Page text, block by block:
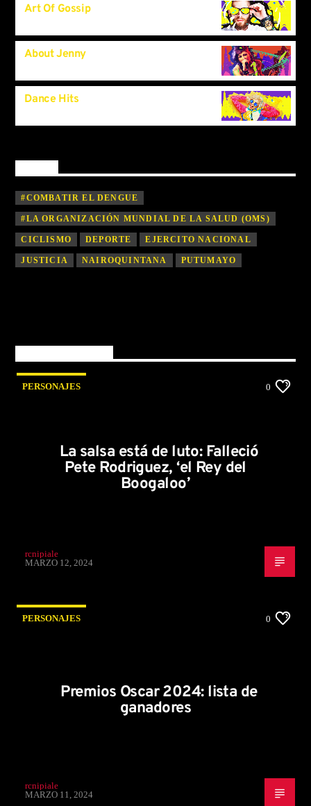
Art Of Gossip
About Jenny
Dance Hits
#COMBATIR EL DENGUE
#LA ORGANIZACIÓN MUNDIAL DE LA SALUD (OMS)
CICLISMO DEPORTE EJERCITO NACIONAL
JUSTICIA NAIROQUINTANA PUTUMAYO
PERSONAJES 0
La salsa está de luto: Falleció
Pete Rodriguez, ‘el Rey del
Boogaloo’
rcnipiale
MARZO 12, 2024
PERSONAJES 0
Premios Oscar 2024: lista de
ganadores
rcnipiale
MARZO 11, 2024